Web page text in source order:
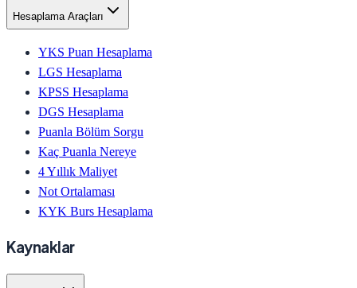
Hesaplama Araçları
YKS Puan Hesaplama
LGS Hesaplama
KPSS Hesaplama
DGS Hesaplama
Puanla Bölüm Sorgu
Kaç Puanla Nereye
4 Yıllık Maliyet
Not Ortalaması
KYK Burs Hesaplama
Kaynaklar